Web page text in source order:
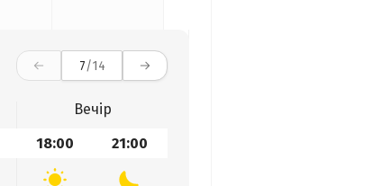
7/14
Вечір
18:00 21:00